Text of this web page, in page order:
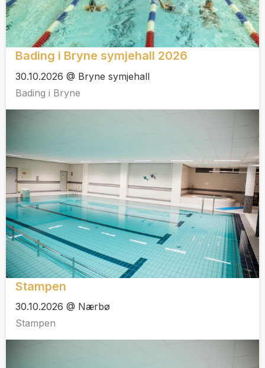
Bading i Bryne symjehall 2026
30.10.2026 @ Bryne symjehall
Bading i Bryne
Stampen
30.10.2026 @ Nærbø
Stampen